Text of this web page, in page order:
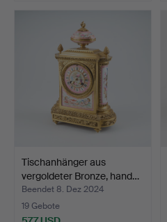
Tischanhänger aus
vergoldeter Bronze, hand…
Beendet 8. Dez 2024
19 Gebote